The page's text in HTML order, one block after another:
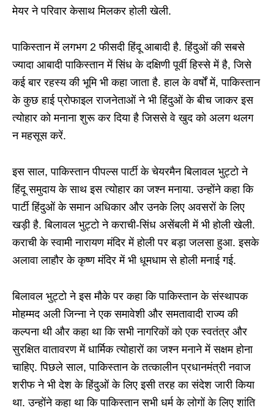
मेयर ने परिवार केसाथ मिलकर होली खेली.
पाकिस्तान में लगभग 2 फीसदी हिंदू आबादी है. हिंदुओं की सबसे
ज्यादा आबादी पाकिस्तान में सिंध के दक्षिणी पूर्वी हिस्से में है, जिसे
कई बार रहस्य की भूमि भी कहा जाता है. हाल के वर्षों में, पाकिस्तान
के कुछ हाई प्रोफाइल राजनेताओं ने भी हिंदुओं के बीच जाकर इस
त्योहार को मनाना शुरू कर दिया है जिससे वे खुद को अलग थलग
न महसूस करें.
इस साल, पाकिस्तान पीपल्स पार्टी के चेयरमैन बिलावल भुट्टो ने
हिंदू समुदाय के साथ इस त्योहार का जश्न मनाया. उन्होंने कहा कि
पार्टी हिंदुओं के समान अधिकार और उनके लिए अवसरों के लिए
खड़ी है. बिलावल भुट्टो ने कराची-सिंध असेंबली में भी होली खेली.
कराची के स्वामी नारायण मंदिर में होली पर बड़ा जलसा हुआ. इसके
अलावा लाहौर के कृष्ण मंदिर में भी धूमधाम से होली मनाई गई.
बिलावल भुट्टो ने इस मौके पर कहा कि पाकिस्तान के संस्थापक
मोहम्मद अली जिन्ना ने एक समावेशी और समतावादी राज्य की
कल्पना थी और कहा था कि सभी नागरिकों को एक स्वतंत्र और
सुरक्षित वातावरण में धार्मिक त्योहारों का जश्न मनाने में सक्षम होना
चाहिए. पिछले साल, पाकिस्तान के तत्कालीन प्रधानमंत्री नवाज
शरीफ ने भी देश के हिंदुओं के लिए इसी तरह का संदेश जारी किया
था. उन्होंने कहा था कि पाकिस्तान सभी धर्म के लोगों के लिए शांति